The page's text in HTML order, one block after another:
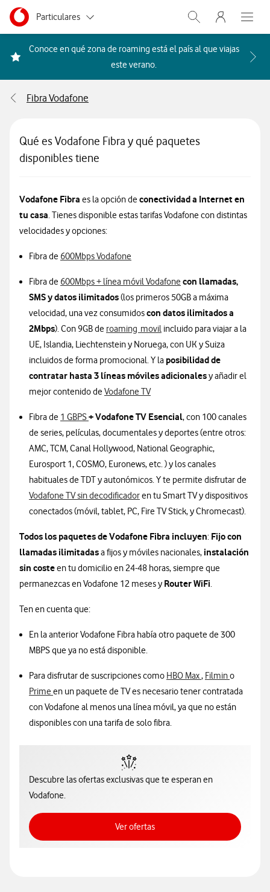
Ir a la pagina principal de vodafone.es
Menu navegación Segmento
Particulares
Autónomos
Grandes empresas
Abrir buscador.
Menu
Abre
Conoce en qué zona de roaming está el país al que viajas
este verano. Acceder a la FAQ Qué
Fibra Vodafone
Qué es Vodafone Fibra y qué paquetes
disponibles tiene
Vodafone Fibra es la opción deconectividad a Internet en
tu casa. Tienes disponible estas tarifas Vodafone con distintas
velocidades y opciones:
Fibra de 600Mbps Vodafone
Fibra de 600Mbps + línea móvil Vodafone Información sobre
con llamadas,
SMS y datos ilimitados(los primeros 50GB a máxima
velocidad, una vez consumidoscon datos ilimitados a
2Mbps). Con 9GB de roaming movil incluido para viajar a la
UE, Islandia, Liechtenstein y Noruega, con UK y Suiza
incluidos de forma promocional. Y la posibilidad de
contratar hasta 3 líneas móviles adicionalesy añadir el
mejor contenido deVodafone TV
Fibra de 1 GBPS+ Vodafone TV Esencial, con 100 canales
de series, películas, documentales y deportes (entre otros:
AMC, TCM, Canal Hollywood, National Geographic,
Eurosport 1, COSMO, Euronews, etc. ) y los canales
habituales de TDT y autonómicos. Y te permite disfrutar de
Vodafone TV sin decodificadoren tu Smart TV y dispositivos
conectados (móvil, tablet, PC, Fire TV Stick, y Chromecast).
Todos los paquetesde Vodafone Fibra incluyen: Fijo con
llamadas ilimitadasa fijos y móviles nacionales, instalación
sin costeen tu domicilio en 24-48 horas, siempre que
permanezcas en Vodafone 12 meses y Router WiFi.
Ten en cuenta que:
En la anterior Vodafone Fibra había otro paquete de 300
MBPS que ya no está disponible.
Para disfrutar de suscripciones como HBO Max, Filmino
Prime en un paquete de TV es necesario tener contratada
con Vodafone al menos una línea móvil, ya que no están
disponibles con una tarifa de solo fibra.
Descubre las ofertas exclusivas que te esperan en
Vodafone.
Ver ofertasVer ofertas